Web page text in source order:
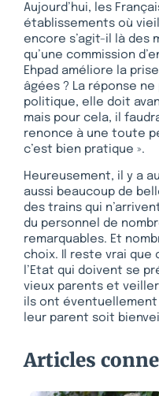
Aujourd’hui, les
établissements où
encore s’agit-il là des
qu’une commission
Ehpad améliore la
âgées ? La réponse
politique, elle doit
mais pour cela, il
renonce à une toute
c’est bien pratique ».
Heureusement, il y a
aussi beaucoup de
des trains qui
du personnel de
remarquables. Et
choix. Il reste vrai que
l’Etat qui doivent se
vieux parents et
ils ont
leur parent soit
Articles